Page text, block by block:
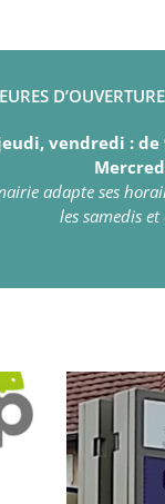
vendredi : de
adapte ses
les samedis